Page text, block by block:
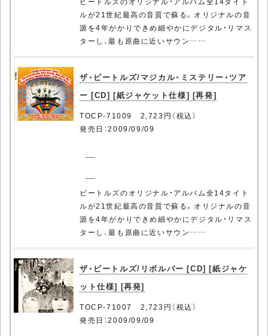
ルが21世紀最高の音質で蘇る。オリジナルの音
源を4年がかりできめ細やかにデジタル・リマス
ターし、最も原曲に近いサウン……
ザ・ビートルズ/マジカル・ミステリー・ツア
ー [CD] [紙ジャケット仕様] [再発]
TOCP-71009 2,723円（税込）
発売日：2009/09/09
ビートルズのオリジナル・アルバム全14タイト
ルが21世紀最高の音質で蘇る。オリジナルの音
源を4年がかりできめ細やかにデジタル・リマス
ターし、最も原曲に近いサウン……
ザ・ビートルズ/リボルバー [CD] [紙ジャケ
ット仕様] [再発]
TOCP-71007 2,723円（税込）
発売日：2009/09/09